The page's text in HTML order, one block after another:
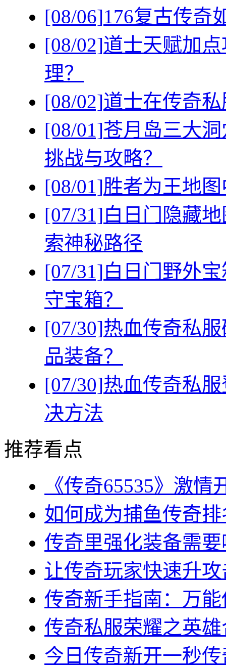
[08/06]176复古传奇
[08/02]道士天赋加
理？
[08/02]道士在传奇
[08/01]苍月岛三大
挑战与攻略？
[08/01]胜者为王地
[07/31]白日门隐藏
索神秘路径
[07/31]白日门野外
守宝箱？
[07/30]热血传奇私
品装备？
[07/30]热血传奇私
决方法
推荐看点
《传奇65535》激
如何成为捕鱼传奇
传奇里强化装备需
让传奇玩家快速升
传奇新手指南：万
传奇私服荣耀之英
今日传奇新开一秒